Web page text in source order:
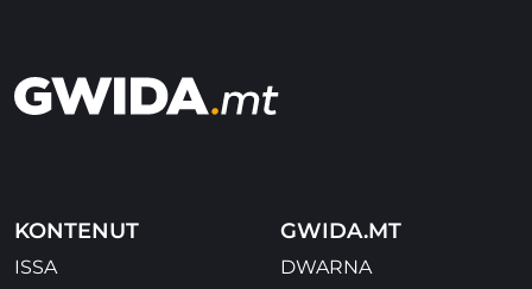
KONTENUT
ISSA
GWIDA.MT
DWARNA